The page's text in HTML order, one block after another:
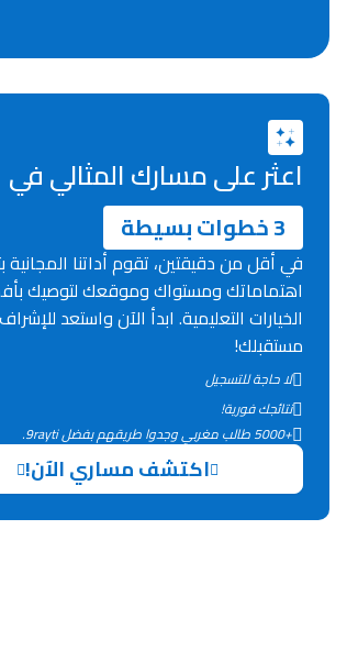
اعثر على مسارك المثالي في
3 خطوات بسيطة
في أقل من دقيقتين، تقوم أداتنا المجانية
اهتماماتك ومستواك وموقعك لتوصيك
الخيارات التعليمية. ابدأ الآن واستعد
مستقبلك!
لا حاجة للتسجيل
نتائجك فورية!
+5000 طالب مغربي وجدوا طريقهم بفضل 9rayti.
اكتشف مساري الآن!